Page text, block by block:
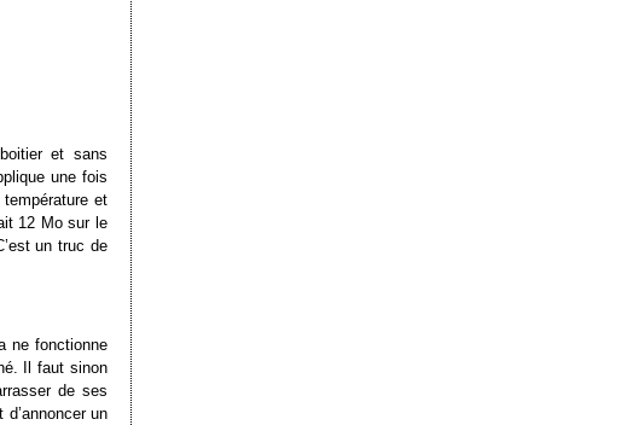
et sans
une fois
et
12 Mo sur le
un truc de
ne fonctionne
Il faut sinon
de ses
un